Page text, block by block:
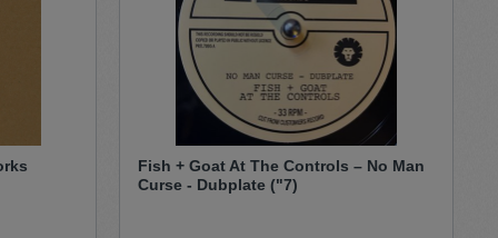
Fish + Goat At The Controls – No Man
Curse - Dubplate ("7)